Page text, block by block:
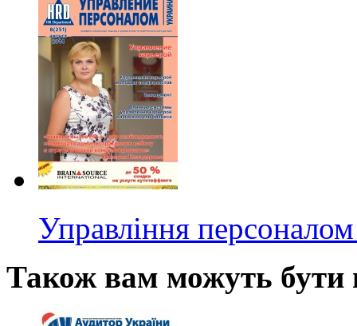
Управління
Також вам можуть бути